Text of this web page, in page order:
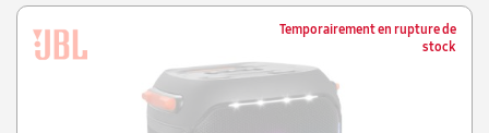
Temporairement en rupture de
stock